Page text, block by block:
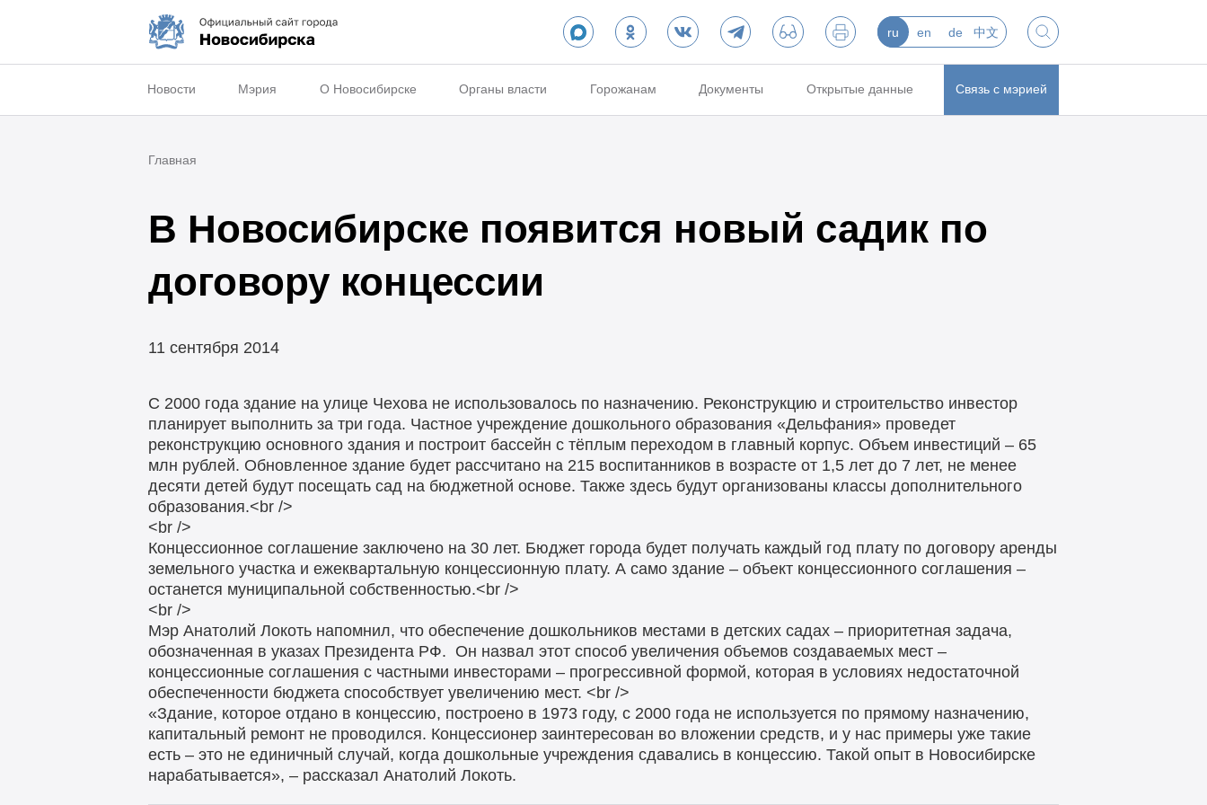
ru en de 中文
Новости Мэрия О Новосибирске Органы власти Горожанам Документы Открытые данные Связь с мэрией
Главная
В Новосибирске появится новый садик по
договору концессии
11 сентября 2014
С 2000 года здание на улице Чехова не использовалось по назначению. Реконструкцию и строительство инвестор
планирует выполнить за три года. Частное учреждение дошкольного образования «Дельфания» проведет
реконструкцию основного здания и построит бассейн с тёплым переходом в главный корпус. Объем инвестиций – 65
млн рублей. Обновленное здание будет рассчитано на 215 воспитанников в возрасте от 1,5 лет до 7 лет, не менее
десяти детей будут посещать сад на бюджетной основе. Также здесь будут организованы классы дополнительного
образования.<br />
<br />
Концессионное соглашение заключено на 30 лет. Бюджет города будет получать каждый год плату по договору аренды
земельного участка и ежеквартальную концессионную плату. А само здание – объект концессионного соглашения –
останется муниципальной собственностью.<br />
<br />
Мэр Анатолий Локоть напомнил, что обеспечение дошкольников местами в детских садах – приоритетная задача,
обозначенная в указах Президента РФ. Он назвал этот способ увеличения объемов создаваемых мест –
концессионные соглашения с частными инвесторами – прогрессивной формой, которая в условиях недостаточной
обеспеченности бюджета способствует увеличению мест. <br />
«Здание, которое отдано в концессию, построено в 1973 году, с 2000 года не используется по прямому назначению,
капитальный ремонт не проводился. Концессионер заинтересован во вложении средств, и у нас примеры уже такие
есть – это не единичный случай, когда дошкольные учреждения сдавались в концессию. Такой опыт в Новосибирске
нарабатывается», – рассказал Анатолий Локоть.